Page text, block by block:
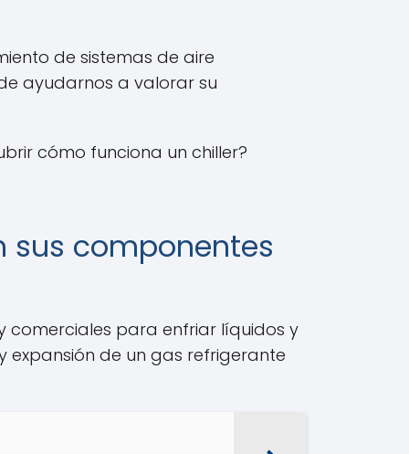
de sistemas de aire
ayudarnos a valorar su
cómo funciona un chiller?
sus componentes
comerciales para enfriar líquidos y
expansión de un gas refrigerante